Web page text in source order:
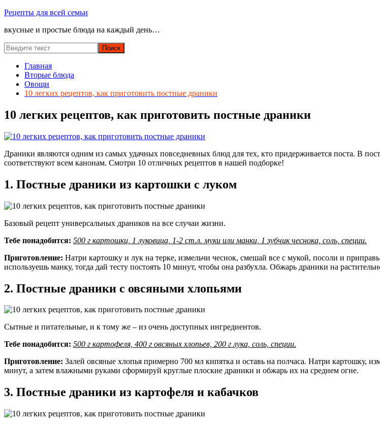
Перейти
содержимому
Рецепты для всей семьи
вкусные и простые блюда на каждый день…
Главная
Вторые блюда
Овощи
10 легких рецептов, как приготовить постные драники
10 легких рецептов, как приготовить постные драники
Драники являются одним из самых удачных повседневных блюд для тех, кто придерживается поста. В
соответствуют всем канонам. Смотри 10 отличных рецептов в нашей подборке!
1. Постные драники из картошки с луком
Базовый рецепт универсальных драников на все случаи жизни.
Тебе понадобится: 500 г картошки, 1 луковица, 1-2 ст.л. муки или манки, 1 зубчик чеснока, соль, специи.
Приготовление: Натри картошку и лук на терке, измельчи чеснок, смешай все с мукой, посоли и
используешь манку, тогда дай тесту постоять 10 минут, чтобы она разбухла. Обжарь драники на
2. Постные драники с овсяными хлопьями
Сытные и питательные, и к тому же – из очень доступных ингредиентов.
Тебе понадобится: 500 г картофеля, 400 г овсяных хлопьев, 200 г лука, соль, специи.
Приготовление: Залей овсяные хлопья примерно 700 мл кипятка и оставь на полчаса. Натри картошку,
минут, а затем влажными руками сформируй круглые плоские драники и обжарь их на среднем огне.
3. Постные драники из картофеля и кабачков